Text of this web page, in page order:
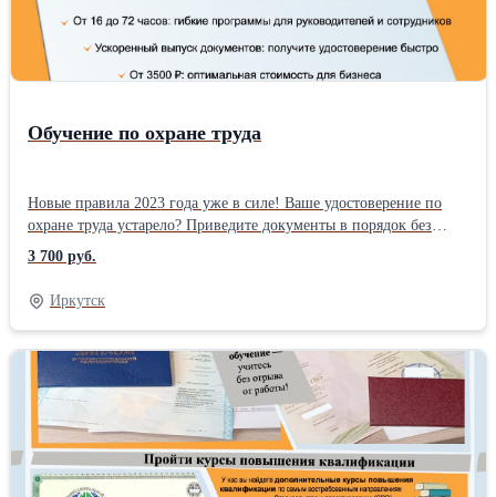
Обучение по охране труда
Новые правила 2023 года уже в силе! Ваше удостоверение по
охране труда устарело? Приведите документы в порядок без
задержек. ✨ От 16 до 72 часов: гибкие программы для
руководителей и сотрудников. ✨ Внесение в реестр Минтруда:
100% легитимность! ✨ Ускоренный выпуск документов:
получите удостоверение быстро! ✨ От 3500 ₽: оптимальная
стоимость для бизнеса. Не рискуйте! Избегайте штрафов до 150
000 рублей! Обновите знания сегодня! Получить расчет
стоимости за 1 минуту.
3 700 руб.
Иркутск